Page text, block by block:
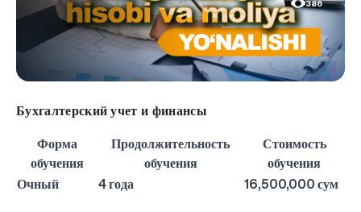
386
Бухгалтерский учет и финансы
Форма
обучения
Продолжительность
обучения
Стоимость
обучения
Очный
4 года 16,500,000 сум